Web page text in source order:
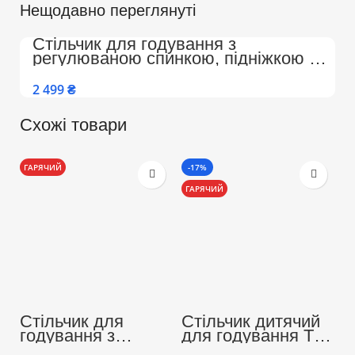
Нещодавно переглянуті
Стільчик для годування з
регулюваною спинкою, підніжкою на
колесах Преміум (Бежево-Білий)
₴
Схожі товари
ГАРЯЧИЙ
Стільчик для
годування з
регулюваною
-17%
ГАРЯЧИЙ
Стільчик дитячий
для годування ТМ
Colombokid з